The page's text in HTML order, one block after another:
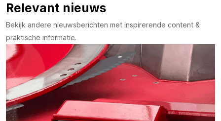
Relevant nieuws
Bekijk andere nieuwsberichten met inspirerende content &
praktische informatie.